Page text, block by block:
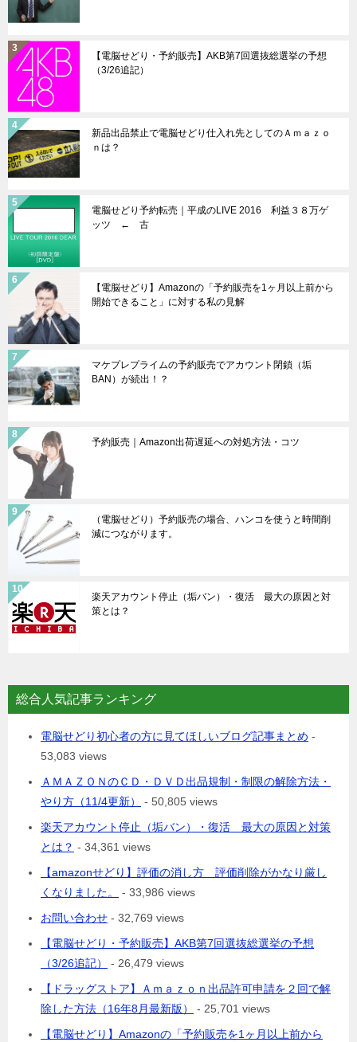
【電脳せどり・予約販売】AKB第7回選抜総選挙の予想
（3/26追記）
新品出品禁止で電脳せどり仕入れ先としてのＡｍａｚｏ
ｎは？
電脳せどり予約転売｜平成のLIVE 2016 利益３８万ゲ
ッツ ← 古
【電脳せどり】Amazonの「予約販売を1ヶ月以上前から
開始できること」に対する私の見解
マケプレプライムの予約販売でアカウント閉鎖（垢
BAN）が続出！？
予約販売｜Amazon出荷遅延への対処方法・コツ
（電脳せどり）予約販売の場合、ハンコを使うと時間削
減につながります。
楽天アカウント停止（垢バン）・復活 最大の原因と対
策とは？
総合人気記事ランキング
電脳せどり初心者の方に見てほしいブログ記事まとめ -
53,083 views
ＡＭＡＺＯＮのＣＤ・ＤＶＤ出品規制・制限の解除方法・
やり方（11/4更新）
- 50,805 views
楽天アカウント停止（垢バン）・復活 最大の原因と対策
とは？ - 34,361 views
【amazonせどり】評価の消し方 評価削除がかなり厳し
くなりました。
- 33,986 views
お問い合わせ - 32,769 views
【電脳せどり・予約販売】AKB第7回選抜総選挙の予想
（3/26追記）
- 26,479 views
【ドラッグストア】Ａｍａｚｏｎ出品許可申請を２回で解
除した方法（16年8月最新版）
- 25,701 views
【電脳せどり】Amazonの「予約販売を1ヶ月以上前から